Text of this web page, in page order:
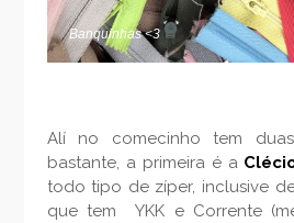
Banquinhas <3
Alí no comecinho tem
bastante, a primeira é a
todo tipo de zíper, inclusive
que tem YKK e Corrente